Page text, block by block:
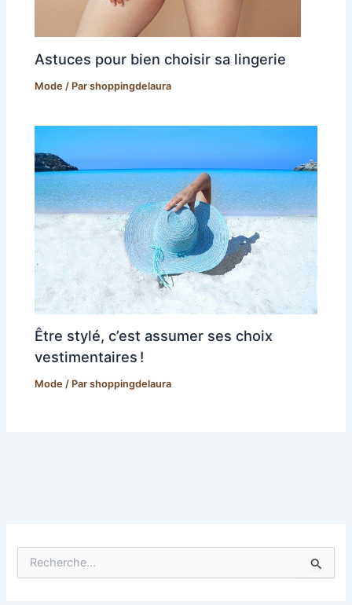
Astuces pour bien choisir sa lingerie
Mode / Parshoppingdelaura
Être stylé, c’est assumer ses choix
vestimentaires !
Mode / Parshoppingdelaura